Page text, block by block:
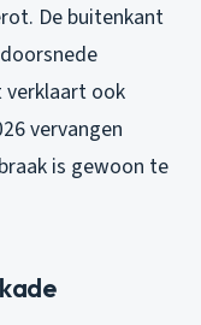
De buitenkant
verklaart ook
vervangen
is gewoon te